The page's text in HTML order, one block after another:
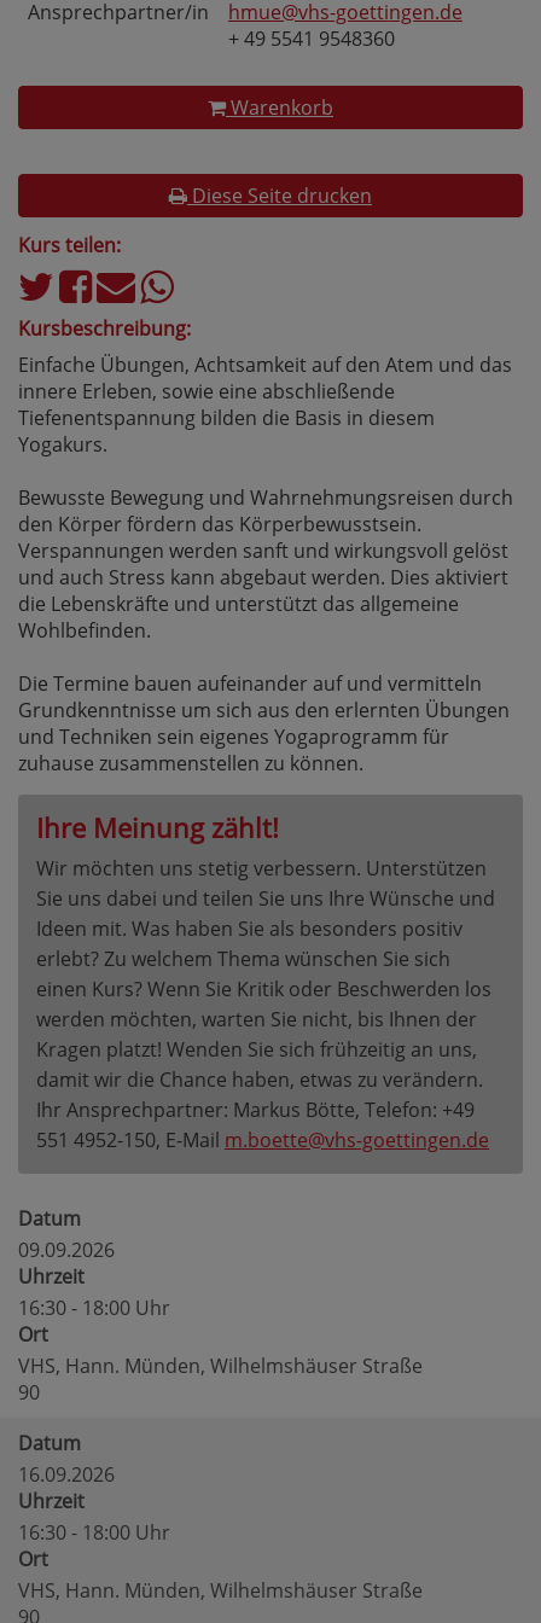
Ansprechpartner/in
hmue@vhs-goettingen.de
+ 49 5541 9548360
Warenkorb
Diese Seite drucken
Kurs teilen:
Kursbeschreibung:
Einfache Übungen, Achtsamkeit auf den Atem und das
innere Erleben, sowie eine abschließende
Tiefenentspannung bilden die Basis in diesem
Yogakurs.
Bewusste Bewegung und Wahrnehmungsreisen durch
den Körper fördern das Körperbewusstsein.
Verspannungen werden sanft und wirkungsvoll gelöst
und auch Stress kann abgebaut werden. Dies aktiviert
die Lebenskräfte und unterstützt das allgemeine
Wohlbefinden.
Die Termine bauen aufeinander auf und vermitteln
Grundkenntnisse um sich aus den erlernten Übungen
und Techniken sein eigenes Yogaprogramm für
zuhause zusammenstellen zu können.
Ihre Meinung zählt!
Wir möchten uns stetig verbessern. Unterstützen
Sie uns dabei und teilen Sie uns Ihre Wünsche und
Ideen mit. Was haben Sie als besonders positiv
erlebt? Zu welchem Thema wünschen Sie sich
einen Kurs? Wenn Sie Kritik oder Beschwerden los
werden möchten, warten Sie nicht, bis Ihnen der
Kragen platzt! Wenden Sie sich frühzeitig an uns,
damit wir die Chance haben, etwas zu verändern.
Ihr Ansprechpartner: Markus Bötte, Telefon: +49
551 4952-150, E-Mail m.boette@vhs-goettingen.de
Datum
09.09.2026
Uhrzeit
16:30 - 18:00 Uhr
Ort
VHS, Hann. Münden, Wilhelmshäuser Straße
90
Datum
16.09.2026
Uhrzeit
16:30 - 18:00 Uhr
Ort
VHS, Hann. Münden, Wilhelmshäuser Straße
90